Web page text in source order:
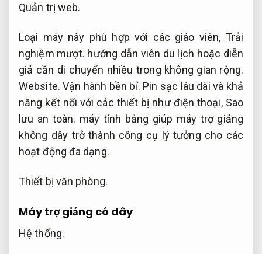
Quản trị web.
Loại máy này phù hợp với các giáo viên, Trải
nghiệm mượt. hướng dẫn viên du lịch hoặc diễn
giả cần di chuyển nhiều trong không gian rộng.
Website. Vận hành bền bỉ. Pin sạc lâu dài và khả
năng kết nối với các thiết bị như điện thoại, Sao
lưu an toàn. máy tính bảng giúp máy trợ giảng
không dây trở thành công cụ lý tưởng cho các
hoạt động đa dạng.
Thiết bị văn phòng.
Máy trợ giảng có dây
Hệ thống.